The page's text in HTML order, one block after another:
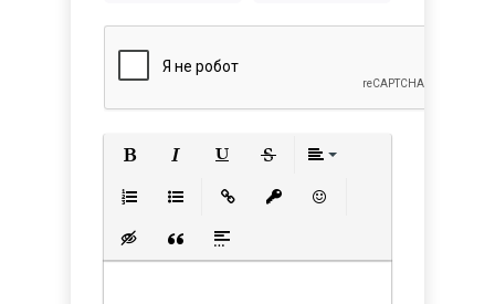
Вставка скрытого текста
Вставка цитаты
Вставка спойлера